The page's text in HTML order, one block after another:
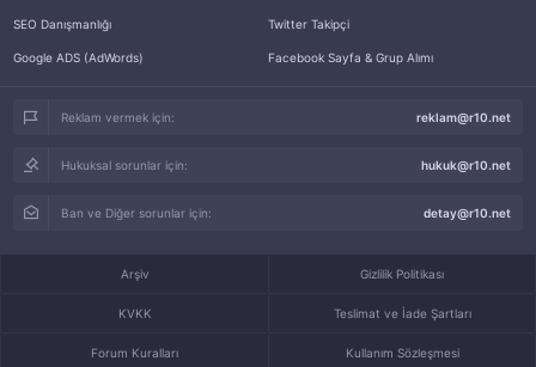
SEO Danışmanlığı
Google ADS (AdWords)
Twitter Takipçi
Facebook Sayfa & Grup Alımı
Reklam vermek için: reklam@r10.net
Hukuksal sorunlar için: hukuk@r10.net
Ban ve Diğer sorunlar için: detay@r10.net
Arşiv Gizlilik Politikası
KVKK Teslimat ve İade Şartları
Forum Kuralları Kullanım Sözleşmesi